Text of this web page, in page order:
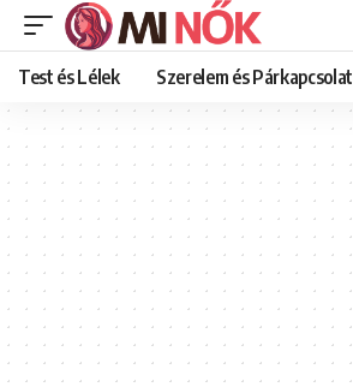
Test és Lélek Szerelem és Párkapcsolat